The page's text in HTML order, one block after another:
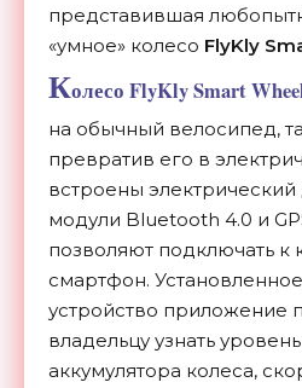
представившая
«умное» колесо FlyKly
Колесо FlyKly Smart
на обычный велосипед,
превратив его в
встроены электрический
модули Bluetooth 4.0 и
позволяют подключать к
смартфон.
устройство приложение
владельцу узнать
аккумулятора колеса,